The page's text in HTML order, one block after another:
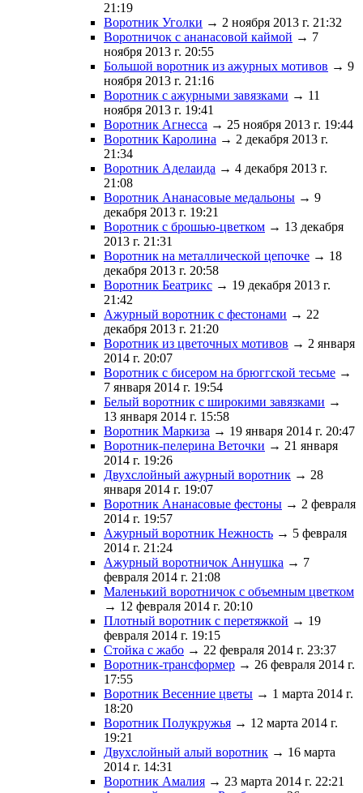
21:19
Воротник Уголки → 2 ноября 2013 г. 21:32
Воротничок с ананасовой каймой → 7
ноября 2013 г. 20:55
Большой воротник из ажурных мотивов → 9
ноября 2013 г. 21:16
Воротник с ажурными завязками → 11
ноября 2013 г. 19:41
Воротник Агнесса → 25 ноября 2013 г. 19:44
Воротник Каролина → 2 декабря 2013 г.
21:34
Воротник Аделаида → 4 декабря 2013 г.
21:08
Воротник Ананасовые медальоны → 9
декабря 2013 г. 19:21
Воротник с брошью-цветком → 13 декабря
2013 г. 21:31
Воротник на металлической цепочке → 18
декабря 2013 г. 20:58
Воротник Беатрикс → 19 декабря 2013 г.
21:42
Ажурный воротник с фестонами → 22
декабря 2013 г. 21:20
Воротник из цветочных мотивов → 2 января
2014 г. 20:07
Воротник с бисером на брюггской тесьме →
7 января 2014 г. 19:54
Белый воротник с широкими завязками →
13 января 2014 г. 15:58
Воротник Маркиза → 19 января 2014 г. 20:47
Воротник-пелерина Веточки → 21 января
2014 г. 19:26
Двухслойный ажурный воротник → 28
января 2014 г. 19:07
Воротник Ананасовые фестоны → 2 февраля
2014 г. 19:57
Ажурный воротник Нежность → 5 февраля
2014 г. 21:24
Ажурный воротничок Аннушка → 7
февраля 2014 г. 21:08
Маленький воротничок с объемным цветком
→ 12 февраля 2014 г. 20:10
Плотный воротник с перетяжкой → 19
февраля 2014 г. 19:15
Стойка с жабо → 22 февраля 2014 г. 23:37
Воротник-трансформер → 26 февраля 2014 г.
17:55
Воротник Весенние цветы → 1 марта 2014 г.
18:20
Воротник Полукружья → 12 марта 2014 г.
19:21
Двухслойный алый воротник → 16 марта
2014 г. 14:31
Воротник Амалия → 23 марта 2014 г. 22:21